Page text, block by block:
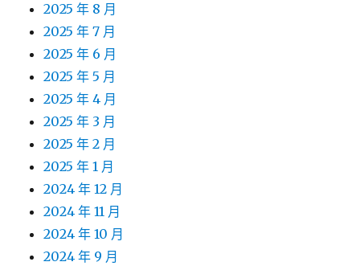
2025 年 8 月
2025 年 7 月
2025 年 6 月
2025 年 5 月
2025 年 4 月
2025 年 3 月
2025 年 2 月
2025 年 1 月
2024 年 12 月
2024 年 11 月
2024 年 10 月
2024 年 9 月